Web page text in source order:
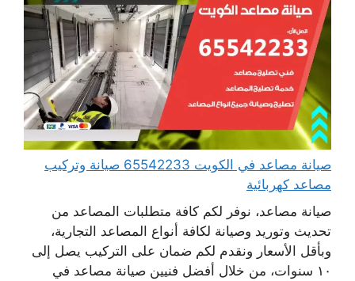
صيانة مصاعد في الكويت 65542233 صيانة وتركيب
مصاعد كهربائية
صيانة مصاعد، نوفر لكم كافة متطلبات المصاعد من
تحديث وتوريد وصيانة لكافة أنواع المصاعد التجارية،
وبأقل الأسعار ونقدم لكم ضمان على التركيب يصل إلى
١٠ سنوات، من خلال أفضل فنيين صيانة مصاعد في